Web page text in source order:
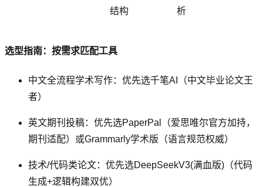
结构
析
选型指南：按需求匹配工具
中文全流程学术写作：优先选千笔AI（中文毕业论文王
者）
英文期刊投稿：优先选PaperPal（爱思唯尔官方加持，
期刊适配）或Grammarly学术版（语言规范权威）
技术/代码类论文：优先选DeepSeekV3(满血版)（代码
生成+逻辑构建双优）